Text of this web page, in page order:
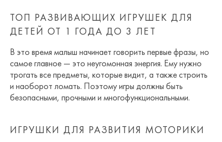
ТОП РАЗВИВАЮЩИХ ИГРУШЕК ДЛЯ
ДЕТЕЙ ОТ 1 ГОДА ДО 3 ЛЕТ
В это время малыш начинает говорить первые фразы, но
самое главное — это неугомонная энергия. Ему нужно
трогать все предметы, которые видит, а также строить
и наоборот ломать. Поэтому игры должны быть
безопасными, прочными и многофункциональными.
ИГРУШКИ ДЛЯ РАЗВИТИЯ МОТОРИКИ